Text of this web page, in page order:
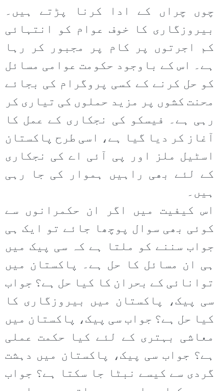
چوں چراں کے ادا کرنا پڑتے ہیں۔
بیروزگاری کا خوف عوام کو انتہائی
کم اجرتوں پر کام پر مجبور کر رہا
ہے۔ اس کے باوجود حکومت عوامی مسائل
کو حل کرنے کے کسی پروگرام کی بجائے
محنت کشوں پر مزید حملوں کی تیاری کر
رہی ہے۔ فیسکو کی نجکاری کے عمل کا
آغاز کر دیا گیا ہے، اسی طرح پاکستان
اسٹیل ملز اور پی آئی اے کی نجکاری
کے لئے بھی راہیں ہموار کی جا رہی
ہیں۔
اس کیفیت میں اگر ان حکمرانوں سے
کوئی بھی سوال پوچھا جائے تو ایک ہی
جواب سننے کو ملتا ہے کہ سی پیک میں
ہی ان مسائل کا حل ہے۔ پاکستان میں
توانائی کے بحران کا کیا حل ہے؟ جواب
سی پیک، پاکستان میں بیروزگاری کا
کیا حل ہے؟ جواب سی پیک، پاکستان میں
معاشی بہتری کے لئے کیا حکمت عملی
ہے؟ جواب سی پیک، پاکستان میں دہشت
گردی سے کیسے نبٹا جا سکتا ہے؟ جواب